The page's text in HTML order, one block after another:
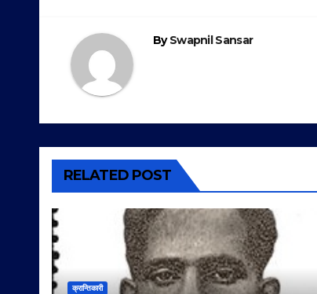
BySwapnil Sansar
RELATED POST
क्रान्तिकारी